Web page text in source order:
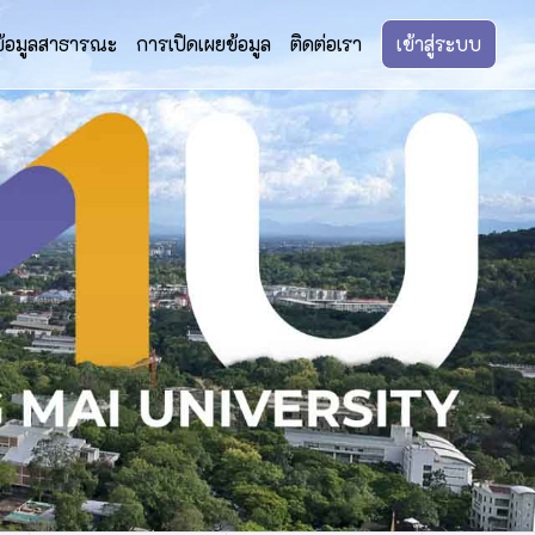
มูลสาธารณะ การเปิดเผยข้อมูล ติดต่อเรา เข้าสู่ระบบ